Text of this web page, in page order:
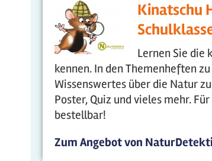
Kinatschu
Lernen Sie
kennen. In den Themenheften
Wissenswertes über die Natur
Poster, Quiz und vieles mehr.
bestellbar!
Zum Angebot von